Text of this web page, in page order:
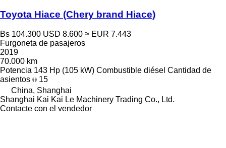
Toyota Hiace (Chery brand Hiace)
Bs 104.300 USD 8.600 ≈ EUR 7.443
Furgoneta de pasajeros
2019
70.000 km
Potencia 143 Hp (105 kW) Combustible diésel Cantidad de
asientos
15
China, Shanghai
Shanghai Kai Kai Le Machinery Trading Co., Ltd.
Contacte con el vendedor